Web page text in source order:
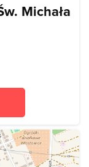
Michała